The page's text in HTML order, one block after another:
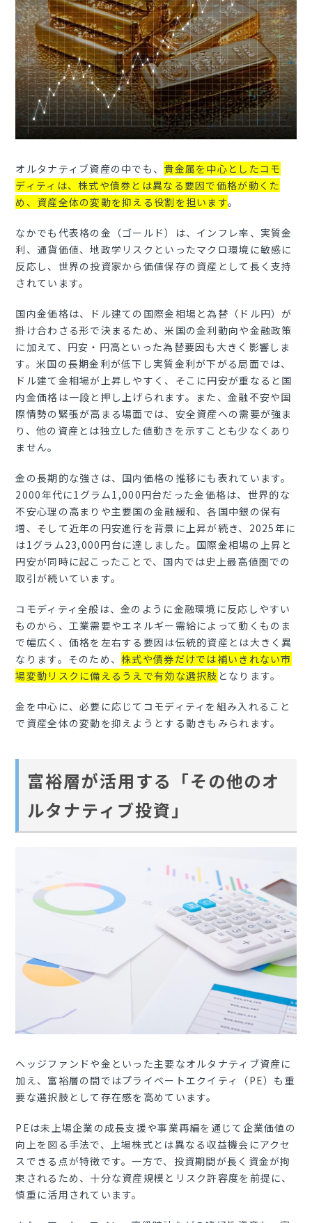
オルタナティブ資産の中でも、 貴金属を中心としたコモ
ディティは、株式や債券とは異なる要因で価格が動くた
め、資産全体の変動を抑える役割を担います。
なかでも代表格の金（ゴールド）は、インフレ率、実質金
利、通貨価値、地政学リスクといったマクロ環境に敏感に
反応し、世界の投資家から価値保存の資産として長く支持
されています。
国内金価格は、ドル建ての国際金相場と為替（ドル円）が
掛け合わさる形で決まるため、米国の金利動向や金融政策
に加えて、円安・円高といった為替要因も大きく影響しま
す。米国の長期金利が低下し実質金利が下がる局面では、
ドル建て金相場が上昇しやすく、そこに円安が重なると国
内金価格は一段と押し上げられます。また、金融不安や国
際情勢の緊張が高まる場面では、安全資産への需要が強ま
り、他の資産とは独立した値動きを示すことも少なくあり
ません。
金の長期的な強さは、国内価格の推移にも表れています。
2000年代に1グラム1,000円台だった金価格は、世界的な
不安心理の高まりや主要国の金融緩和、各国中銀の保有
増、そして近年の円安進行を背景に上昇が続き、2025年に
は1グラム23,000円台に達しました。国際金相場の上昇と
円安が同時に起こったことで、国内では史上最高値圏での
取引が続いています。
コモディティ全般は、金のように金融環境に反応しやすい
ものから、工業需要やエネルギー需給によって動くものま
で幅広く、価格を左右する要因は伝統的資産とは大きく異
なります。そのため、株式や債券だけでは補いきれない市
場変動リスクに備えるうえで有効な選択肢 となります。
金を中心に、必要に応じてコモディティを組み入れること
で資産全体の変動を抑えようとする動きもみられます。
富裕層が活用する「その他のオ
ルタナティブ投資」
ヘッジファンドや金といった主要なオルタナティブ資産に
加え、富裕層の間ではプライベートエクイティ（PE）も重
要な選択肢として存在感を高めています。
PEは未上場企業の成長支援や事業再編を通じて企業価値の
向上を図る手法で、上場株式とは異なる収益機会にアクセ
スできる点が特徴です。一方で、投資期間が長く資金が拘
束されるため、十分な資産規模とリスク許容度を前提に、
慎重に活用されています。